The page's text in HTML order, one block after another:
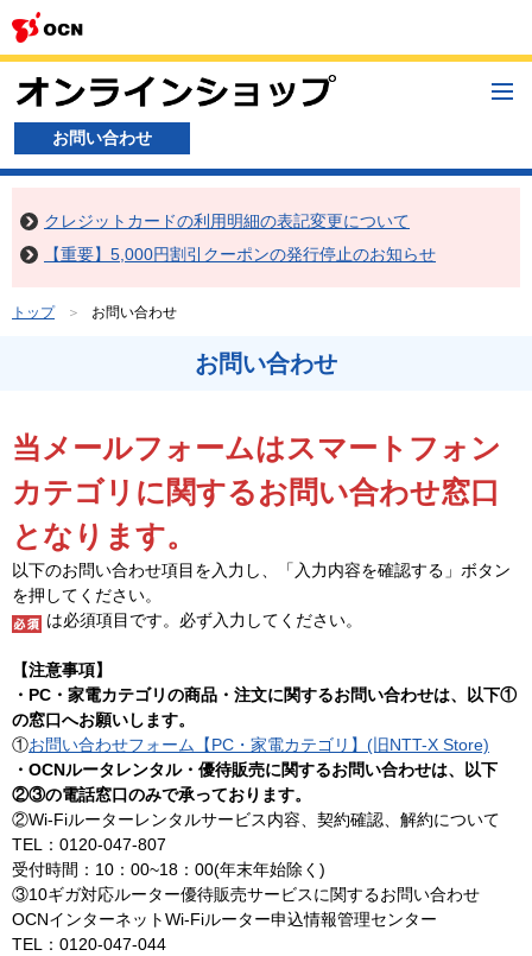
メ
お問い合わせ
クレジットカードの利用明細の表記変更について
【重要】5,000円割引クーポンの発行停止のお知らせ
トップ お問い合わせ
お問い合わせ
当メールフォームはスマートフォン
カテゴリに関するお問い合わせ窓口
となります。
以下のお問い合わせ項目を入力し、「入力内容を確認する」ボタン
を押してください。
は必須項目です。必ず入力してください。
【注意事項】
・PC・家電カテゴリの商品・注文に関するお問い合わせは、以下①
の窓口へお願いします。
①お問い合わせフォーム【PC・家電カテゴリ】(旧NTT-X Store)
・OCNルータレンタル・優待販売に関するお問い合わせは、以下
②③の電話窓口のみで承っております。
②Wi-Fiルーターレンタルサービス内容、契約確認、解約について
TEL：0120-047-807
受付時間：10：00~18：00(年末年始除く)
③10ギガ対応ルーター優待販売サービスに関するお問い合わせ
OCNインターネットWi-Fiルーター申込情報管理センター
TEL：0120-047-044